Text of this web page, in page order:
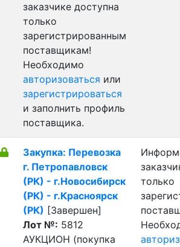
заказчике доступна
только
зарегистрированным
поставщикам!
Необходимо
авторизоваться или
зарегистрироваться
и заполнить профиль
поставщика.
Закупка: Перевозка
г. Петропавловск
(РК) - г.Новосибирск
(РК) - г.Красноярск
(РК) [Завершен]
Лот №: 5812
АУКЦИОН (покупка
только